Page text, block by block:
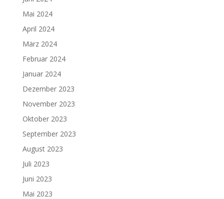
Mai 2024
April 2024
März 2024
Februar 2024
Januar 2024
Dezember 2023
November 2023
Oktober 2023
September 2023
August 2023
Juli 2023
Juni 2023
Mai 2023